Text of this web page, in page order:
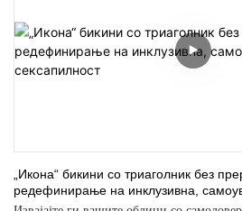
„Икона“ бикини со триаголник без
редефинирање на инклузивна,